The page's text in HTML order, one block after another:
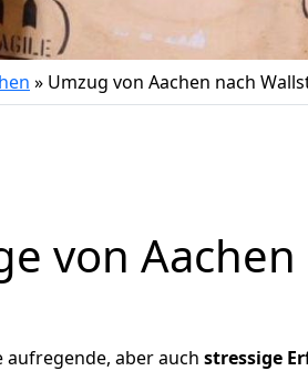
» Umzug von Aachen nach
von
aufregende, aber auch stressige